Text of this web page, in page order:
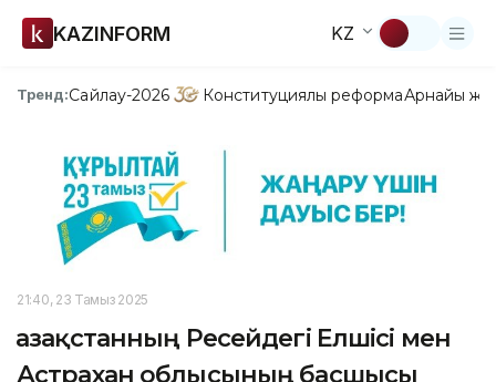
KAZINFORM KZ
Тренд:Сайлау-2026 Конституциялық реформаАрнайы
21:40, 23 Тамыз 2025
Қазақстанның Ресейдегі Елшісі мен
Астрахан облысының басшысы